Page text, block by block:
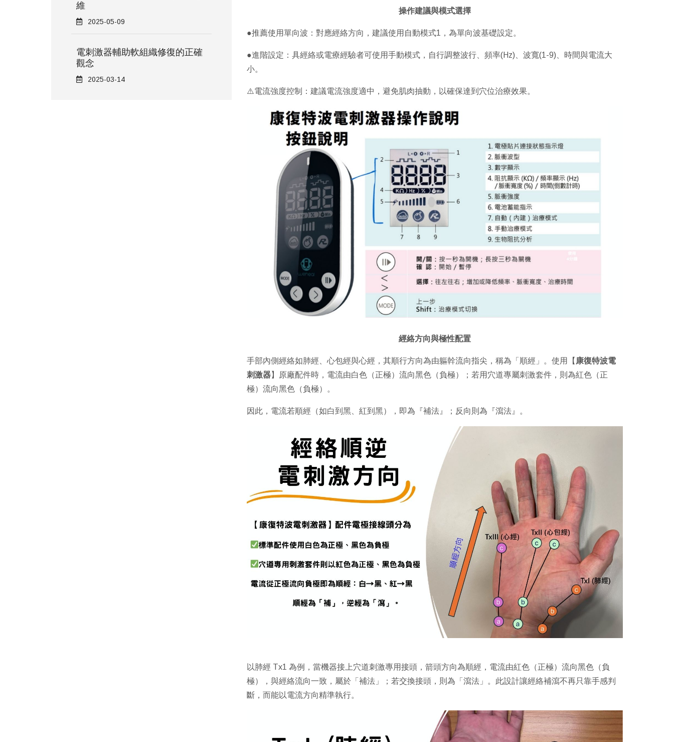
維
2025-05-09
電刺激器輔助軟組織修復的正確
觀念
2025-03-14
操作建議與模式選擇
●推薦使用單向波：對應經絡方向，建議使用自動模式1，為單向波基礎設定。
●進階設定：具經絡或電療經驗者可使用手動模式，自行調整波行、頻率(Hz)、波寬(1-9)、時間與電流大
小。
⚠️電流強度控制：建議電流強度適中，避免肌肉抽動，以確保達到穴位治療效果。
經絡方向與極性配置
手部內側經絡如肺經、心包經與心經，其順行方向為由軀幹流向指尖，稱為「順經」。使用【 康復特波電
刺激器】原廠配件時，電流由白色（正極）流向黑色（負極）；若用穴道專屬刺激套件，則為紅色（正
極）流向黑色（負極）。
因此，電流若順經（如白到黑、紅到黑），即為『補法』；反向則為『瀉法』。
以肺經 Tx1 為例，當機器接上穴道刺激專用接頭，箭頭方向為順經，電流由紅色（正極）流向黑色（負
極），與經絡流向一致，屬於「補法」；若交換接頭，則為「瀉法」。此設計讓經絡補瀉不再只靠手感判
斷，而能以電流方向精準執行。